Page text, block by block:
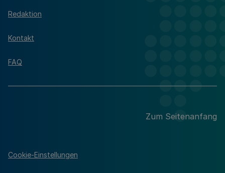
Redaktion
Kontakt
FAQ
Zum Seitenanfang
Cookie-Einstellungen